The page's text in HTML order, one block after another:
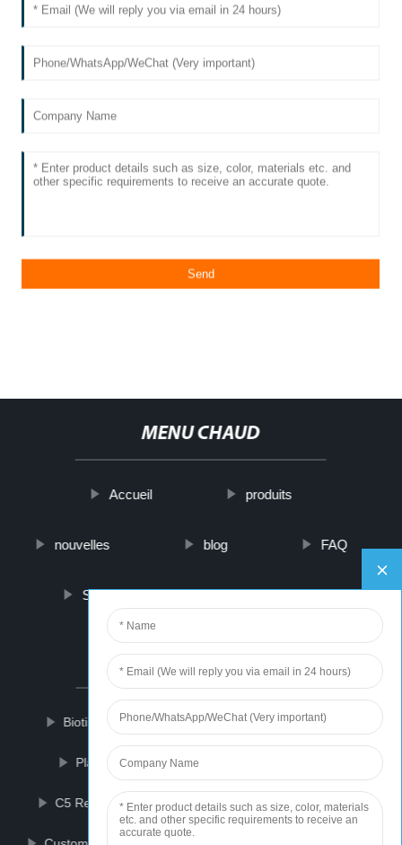
MENU CHAUD
Accueil produits
nouvelles blog FAQ
Sur nous contactez-nous
PARTNER COMPANY
Biotin Dust Concentration Sensor Coal Mine
Plastic Ccontainer
C5 Resin Factory Double Wall Heat Exchanger